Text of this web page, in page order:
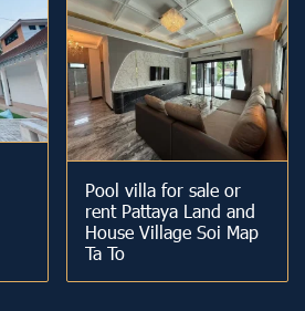
Pool villa for sale or
rent Pattaya Land and
House Village Soi Map
Ta To